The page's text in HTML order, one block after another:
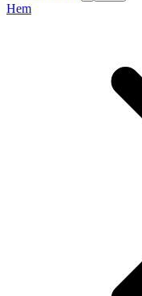
Hem